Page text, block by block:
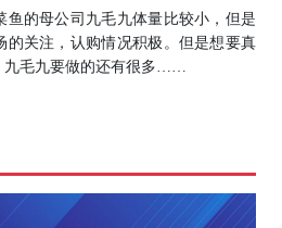
鱼的母公司九毛九体量比较小，但是
的关注，认购情况积极。但是想要真
九毛九要做的还有很多……